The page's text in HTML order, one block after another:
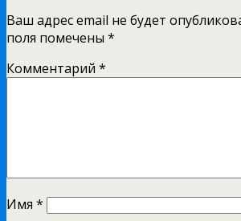
Ваш адрес email не будет
поля помечены *
Комментарий *
Имя *